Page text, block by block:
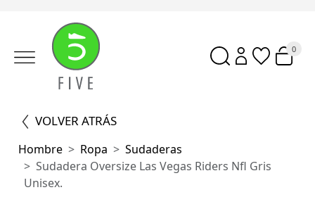
0
VOLVER ATRÁS
Hombre Ropa
Sudaderas
Sudadera Oversize Las Vegas Riders Nfl Gris
Unisex.